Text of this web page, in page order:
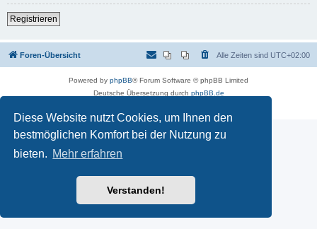
Diese Website nutzt Cookies, um Ihnen den
bestmöglichen Komfort bei der Nutzung zu
bieten. Mehr erfahren
Verstanden!
Registrieren
Foren-Übersicht Alle Zeiten sind UTC+02:00
Powered by phpBB® Forum Software © phpBB Limited
Deutsche Übersetzung durch phpBB.de